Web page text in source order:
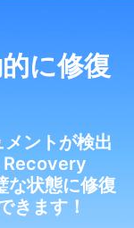
に修復
ントが検出
Recovery
な状態に修復
きます！